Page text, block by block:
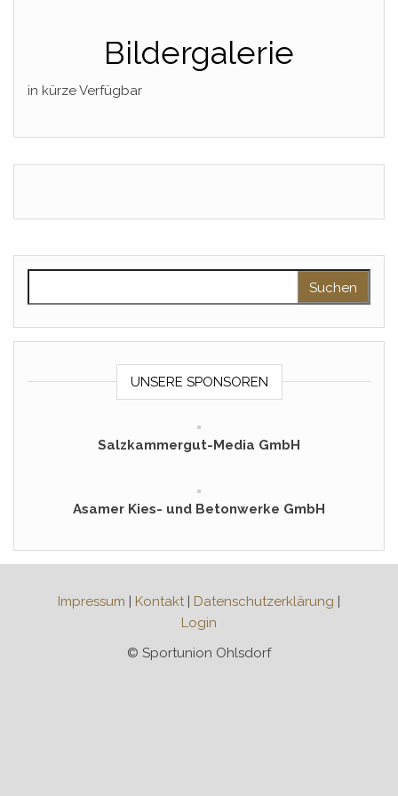
Bildergalerie
in kürze Verfügbar
UNSERE SPONSOREN
Salzkammergut-Media GmbH
Asamer Kies- und Betonwerke GmbH
Impressum | Kontakt| Datenschutzerklärung |
Login
© Sportunion Ohlsdorf